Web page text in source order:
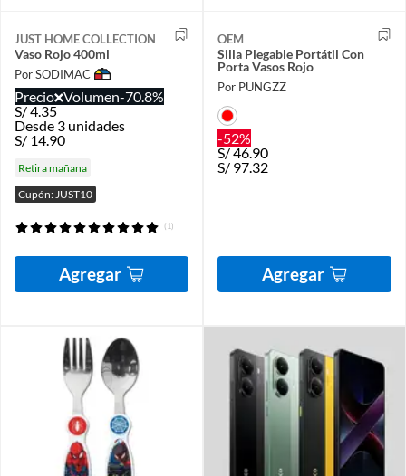
JUST HOME COLLECTION
Vaso Rojo 400ml
Por SODIMAC
Precio Volumen-70.8%
S/4.35
Desde 3 unidades
S/ 14.90
Retira mañana
Cupón: JUST10
(1)
Agregar
OEM
Silla Plegable Portátil Con
Porta Vasos Rojo
Por PUNGZZ
-52%
S/46.90
S/ 97.32
Agregar